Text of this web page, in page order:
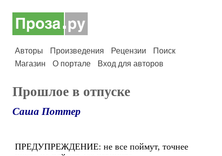
Авторы Произведения Рецензии
Поиск
Магазин
О портале Вход для авторов
Прошлое в отпуске
Саша Поттер
ПРЕДУПРЕЖДЕНИЕ: не все поймут, точнее